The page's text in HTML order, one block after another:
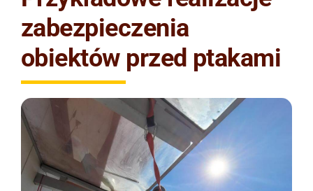
zabezpieczenia
obiektów przed ptakami